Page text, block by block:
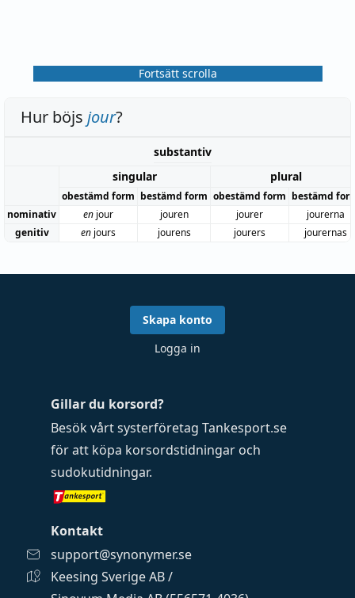
Fortsätt scrolla
Hur böjs jour?
substantiv
singular
plural
obestämd form bestämd form obestämd form bestämd
nominativ
en jour jouren jourer
jourerna
genitiv
en jours jourens jourers jourernas
Gillar du korsord?
Besök vårt systerföretag Tankesport.se
för att köpa korsordstidningar och
sudokutidningar.
Kontakt
support@synonymer.se
Keesing Sverige AB /
Skapa konto
Logga in